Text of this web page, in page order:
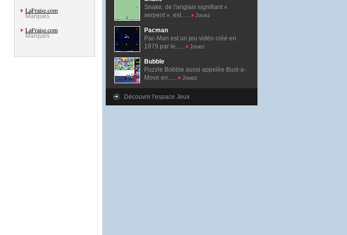
LaFraise.com
Marques
LaFraise.com
Marques
Snake, de l'anglais signifiant «
serpent », est......
Jouez
Pacman
Pac-Man est un jeu vidéo créé en
1979 par le......
Jouez
Bubble
Puzzle Bobble aussi appelée Bust-a-
Move en......
Jouez
Découvrir l'espace Jeux